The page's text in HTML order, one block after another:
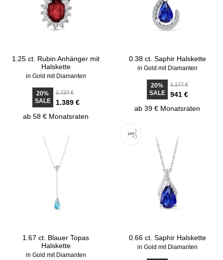
1.25 ct. Rubin Anhänger mit
Halskette
in Gold mit Diamanten
20%
SALE
1.737 €
1.389 €
ab 58 € Monatsraten
0.38 ct. Saphir Halskette
in Gold mit Diamanten
20%
SALE
1.177 €
941 €
ab 39 € Monatsraten
1.67 ct. Blauer Topas
Halskette
in Gold mit Diamanten
0.66 ct. Saphir Halskette
in Gold mit Diamanten